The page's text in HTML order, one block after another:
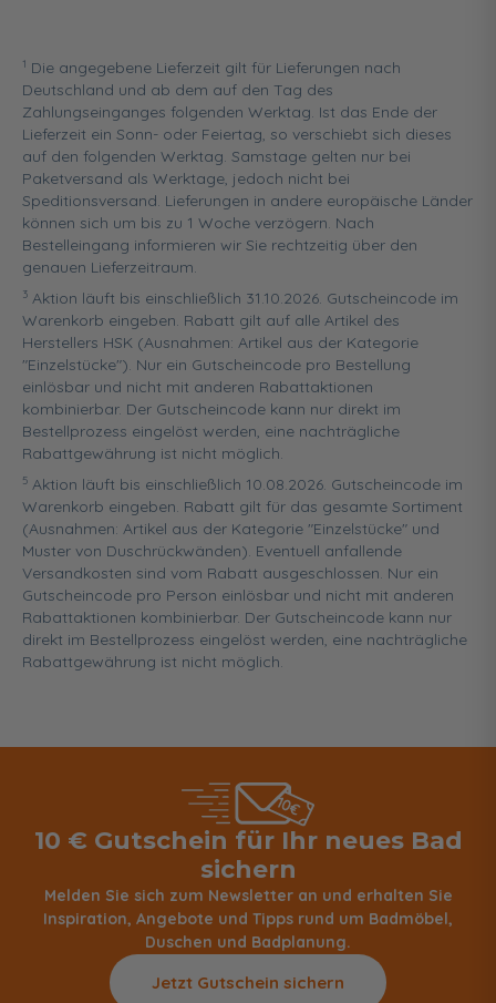
1 Die angegebene Lieferzeit gilt für Lieferungen nach
Deutschland und ab dem auf den Tag des
Zahlungseinganges folgenden Werktag. Ist das Ende der
Lieferzeit ein Sonn- oder Feiertag, so verschiebt sich dieses
auf den folgenden Werktag. Samstage gelten nur bei
Paketversand als Werktage, jedoch nicht bei
Speditionsversand. Lieferungen in andere europäische Länder
können sich um bis zu 1 Woche verzögern. Nach
Bestelleingang informieren wir Sie rechtzeitig über den
genauen Lieferzeitraum.
3 Aktion läuft bis einschließlich 31.10.2026. Gutscheincode im
Warenkorb eingeben. Rabatt gilt auf alle Artikel des
Herstellers HSK (Ausnahmen: Artikel aus der Kategorie
"Einzelstücke"). Nur ein Gutscheincode pro Bestellung
einlösbar und nicht mit anderen Rabattaktionen
kombinierbar. Der Gutscheincode kann nur direkt im
Bestellprozess eingelöst werden, eine nachträgliche
Rabattgewährung ist nicht möglich.
5 Aktion läuft bis einschließlich 10.08.2026. Gutscheincode im
Warenkorb eingeben. Rabatt gilt für das gesamte Sortiment
(Ausnahmen: Artikel aus der Kategorie "Einzelstücke" und
Muster von Duschrückwänden). Eventuell anfallende
Versandkosten sind vom Rabatt ausgeschlossen. Nur ein
Gutscheincode pro Person einlösbar und nicht mit anderen
Rabattaktionen kombinierbar. Der Gutscheincode kann nur
direkt im Bestellprozess eingelöst werden, eine nachträgliche
Rabattgewährung ist nicht möglich.
10 € Gutschein für Ihr neues Bad
sichern
Melden Sie sich zum Newsletter an und erhalten Sie
Inspiration, Angebote und Tipps rund um Badmöbel,
Duschen und Badplanung.
Jetzt Gutschein sichern